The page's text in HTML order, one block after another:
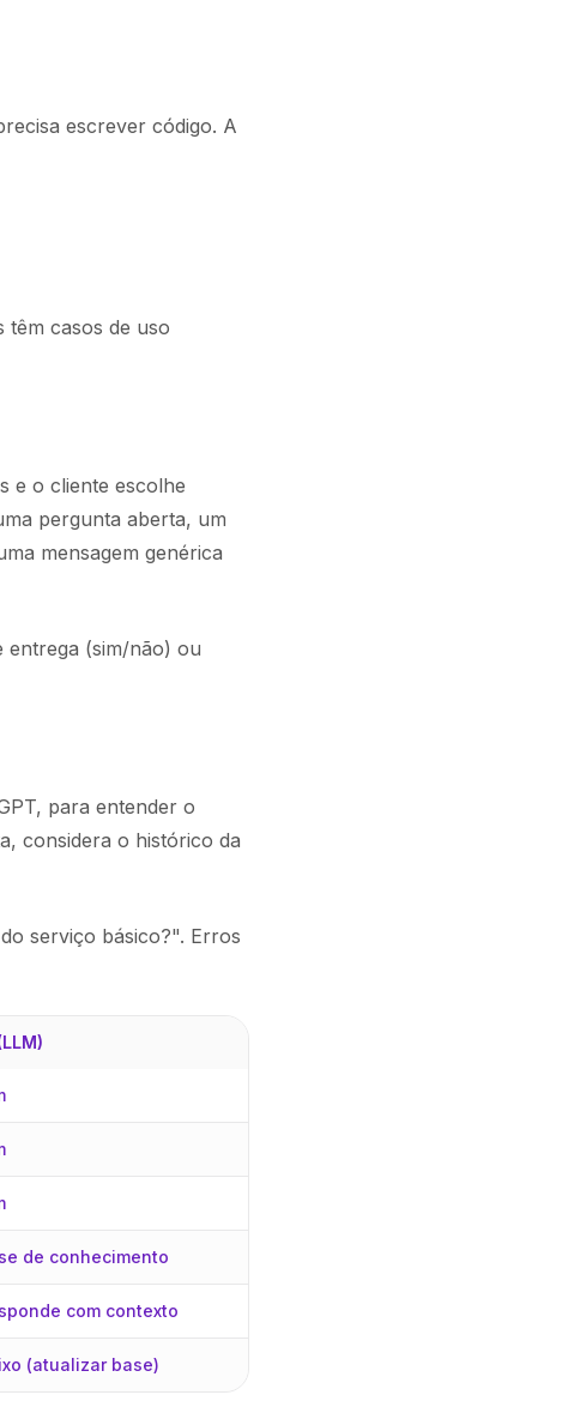
escrever código. A
têm casos de uso
e o cliente escolhe
pergunta aberta, um
mensagem genérica
entrega (sim/não) ou
para entender o
considera o histórico da
serviço básico?". Erros
de conhecimento
com contexto
(atualizar base)